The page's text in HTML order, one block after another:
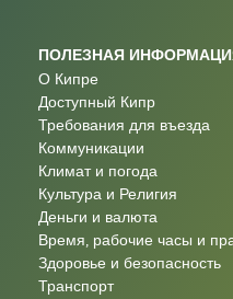
ПОЛЕЗНАЯ
О Кипре
Доступный Кипр
Требования для въезда
Коммуникации
Климат и погода
Культура и Религия
Деньги и валюта
Время, рабочие часы и
Здоровье и безопасность
Транспорт